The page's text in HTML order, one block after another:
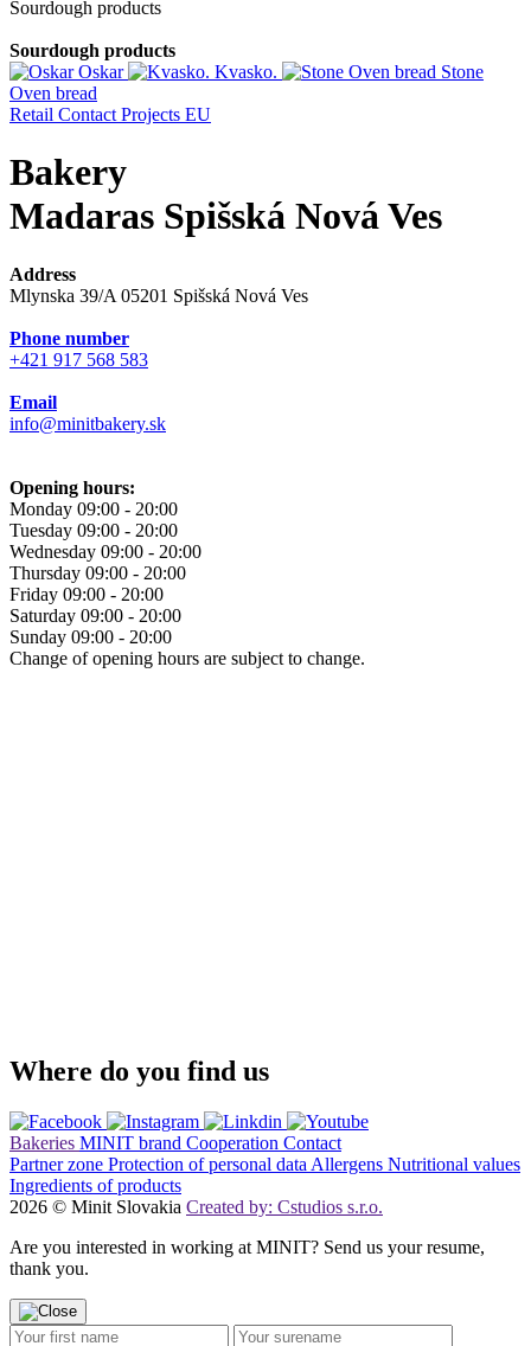
Sourdough products
Sourdough products
Oskar
Kvasko.
Stone
Oven bread
Retail Contact Projects EU
Bakery
Madaras Spišská Nová Ves
Address
Mlynska 39/A 05201 Spišská Nová Ves
Phone number
+421 917 568 583
Email
info@minitbakery.sk
Opening hours:
Monday 09:00 - 20:00
Tuesday 09:00 - 20:00
Wednesday 09:00 - 20:00
Thursday 09:00 - 20:00
Friday 09:00 - 20:00
Saturday 09:00 - 20:00
Sunday 09:00 - 20:00
Change of opening hours are subject to change.
Where do you find us
Bakeries MINIT brand Cooperation Contact
Partner zone Protection of personal data Allergens Nutritional values
Ingredients of products
2026 © Minit Slovakia Created by: Cstudios s.r.o.
Are you interested in working at MINIT? Send us your resume,
thank you.